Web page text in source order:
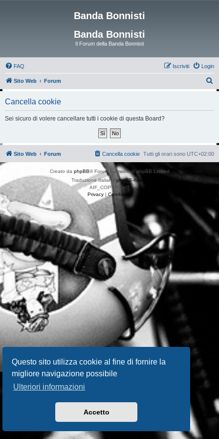
Questo sito utilizza cookie al fine di fornire la
migliore navigazione possibile
Ulteriori informazioni
Accetto
Banda Bonnisti
Banda Bonnisti
Il Forum della Banda Bonnisti
FAQ Login
Iscriviti
Sito Web Forum
Cancella cookie
Sei sicuro di volere cancellare tutti i cookie di questa Board?
Sito Web Forum Tutti gli orari sono UTC+02:00
Cancella cookie
Creato da phpBB® Forum Software © phpBB Limited
Traduzione Italiana phpBB-Italia.it
AIF_COPYRIGHT
Privacy | Condizioni